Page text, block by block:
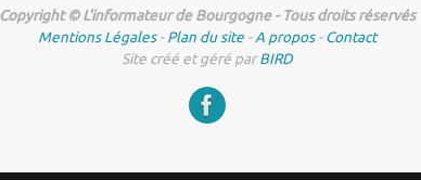
Copyright © L'informateur de Bourgogne - Tous droits réservés
Mentions Légales-Plan du site -A propos-Contact
Site créé et géré parBIRD